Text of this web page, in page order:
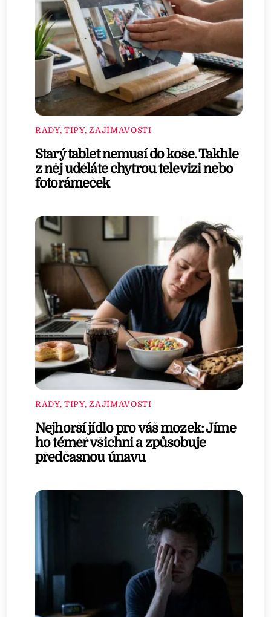
RADY, TIPY, ZAJÍMAVOSTI
Starý tablet nemusí do koše. Takhle
z něj uděláte chytrou televizi nebo
fotorámeček
RADY, TIPY, ZAJÍMAVOSTI
Nejhorší jídlo pro váš mozek: Jíme
ho téměř všichni a způsobuje
předčasnou únavu